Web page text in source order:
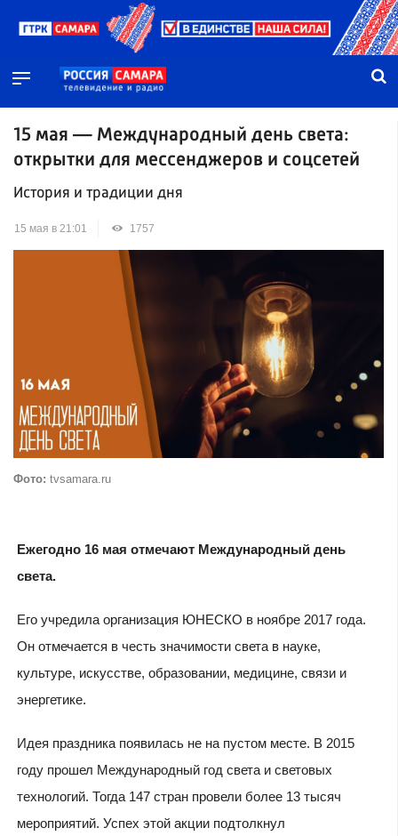
15 мая — Международный день света:
открытки для мессенджеров и соцсетей
История и традиции дня
15 мая в 21:01 1757
Фото: tvsamara.ru
Ежегодно 16 мая отмечают Международный день
света.
Его учредила организация ЮНЕСКО в ноябре 2017 года.
Он отмечается в честь значимости света в науке,
культуре, искусстве, образовании, медицине, связи и
энергетике.
Идея праздника появилась не на пустом месте. В 2015
году прошел Международный год света и световых
технологий. Тогда 147 стран провели более 13 тысяч
мероприятий. Успех этой акции подтолкнул